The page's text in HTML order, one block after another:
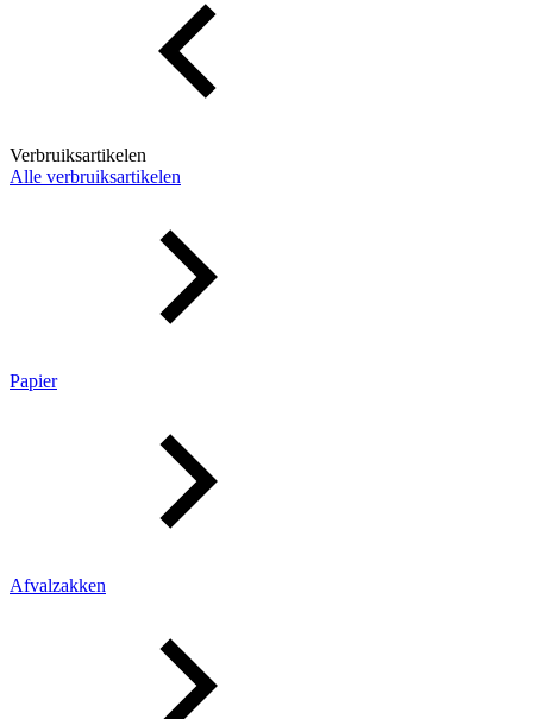
Verbruiksartikelen
Alle verbruiksartikelen
Papier
Afvalzakken